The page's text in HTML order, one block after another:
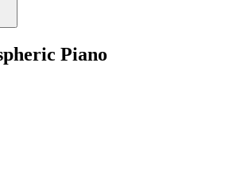
Piano